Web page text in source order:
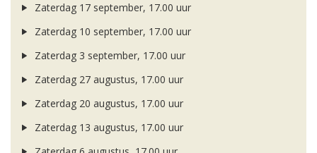
Zaterdag 17 september, 17.00 uur
Zaterdag 10 september, 17.00 uur
Zaterdag 3 september, 17.00 uur
Zaterdag 27 augustus, 17.00 uur
Zaterdag 20 augustus, 17.00 uur
Zaterdag 13 augustus, 17.00 uur